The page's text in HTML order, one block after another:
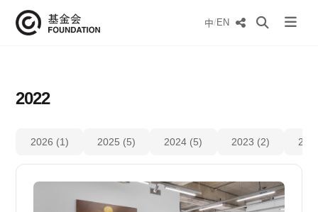
中/EN
2022
2026 (1) 2025 (5) 2024 (5) 2023 (2)